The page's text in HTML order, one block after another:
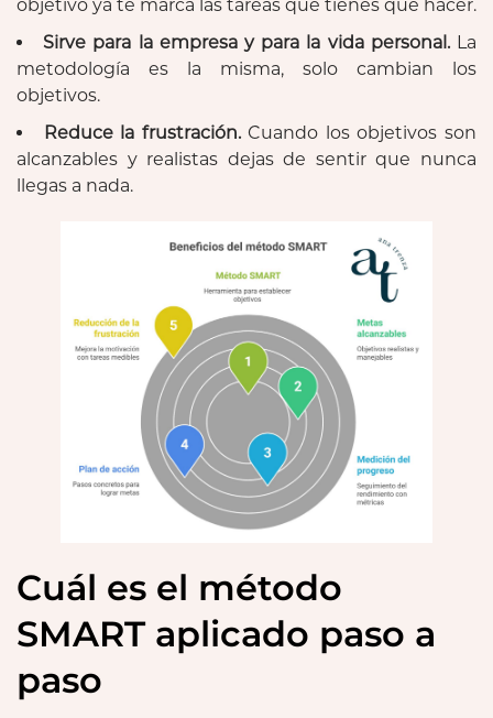
objetivo ya te marca las tareas que tienes que hacer.
Sirve para la empresa y para la vida personal.La
metodología es la misma, solo cambian los
objetivos.
Reduce la frustración.Cuando los objetivos son
alcanzables y realistas dejas de sentir que nunca
llegas a nada.
Cuál es el método
SMART aplicado paso a
paso